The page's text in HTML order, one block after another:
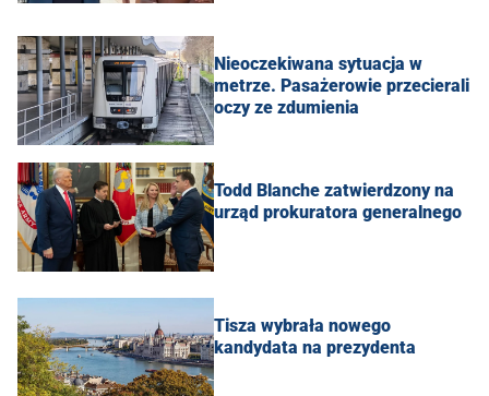
Nieoczekiwana sytuacja w
metrze. Pasażerowie przecierali
oczy ze zdumienia
Todd Blanche zatwierdzony na
urząd prokuratora generalnego
Tisza wybrała nowego
kandydata na prezydenta